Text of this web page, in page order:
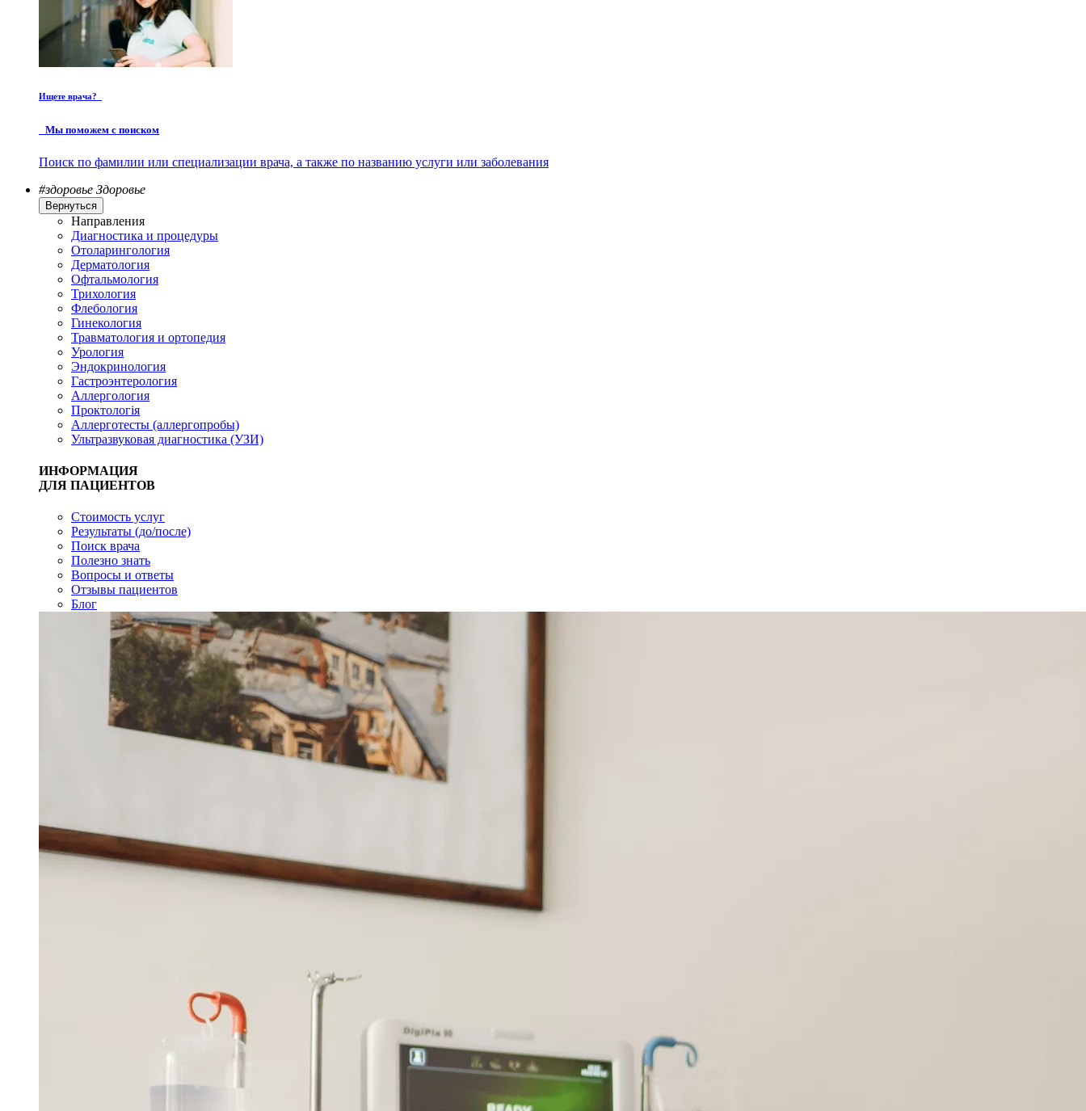
Ищете врача?
Мы поможем с поиском
Поиск по фамилии или специализации врача, а также по названию услуги или заболевания
#здоровье Здоровье
Вернуться
Направления
Диагностика и процедуры
Отоларингология
Дерматология
Офтальмология
Трихология
Флебология
Гинекология
Травматология и ортопедия
Урология
Эндокринология
Гастроэнтерология
Аллергология
Проктологія
Аллерготесты (аллергопробы)
Ультразвуковая диагностика (УЗИ)
ИНФОРМАЦИЯ
ДЛЯ ПАЦИЕНТОВ
Стоимость услуг
Результаты (до/после)
Поиск врача
Полезно знать
Вопросы и ответы
Отзывы пациентов
Блог